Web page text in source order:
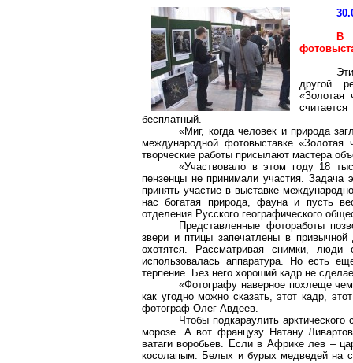
В
другой
«Золотая
бесплатный.
«Миг, когда человек и природа
международной фотовыставке
творческие работы присылают мастера
«Участвовало в этом году 18
пензенцы не принимали участия. Задача
принять участие в выставке
нас богатая природа, фауна и пусть
отделения Русского географического
Представленные фотоработы
звери и птицы запечатлены в
охотятся. Рассматривая снимки, люди
использовалась аппаратура. Но есть
терпение. Без него хороший кадр не
«Фотографу наверное похлеще
как угодно можно сказать, этот кадр,
фотограф Олег Авдеев.
Чтобы подкараулить
морозе. А вот французу Натану
ватаги воробьев. Если в Африке лев –
косолапым. Белых и бурых медведей на